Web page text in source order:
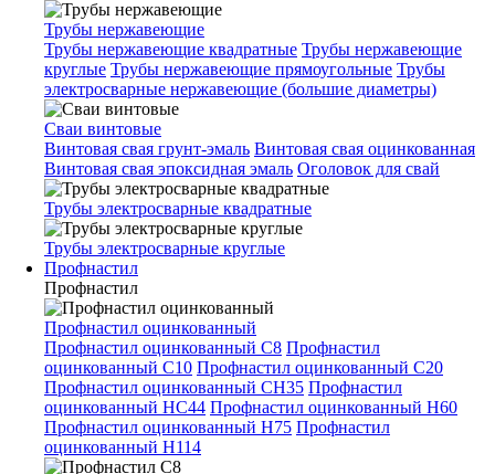
Трубы нержавеющие
Трубы нержавеющие квадратные Трубы нержавеющие
круглые Трубы нержавеющие прямоугольные Трубы
электросварные нержавеющие (большие диаметры)
Сваи винтовые
Винтовая свая грунт-эмаль Винтовая свая оцинкованная
Винтовая свая эпоксидная эмаль Оголовок для свай
Трубы электросварные квадратные
Трубы электросварные круглые
Профнастил
Профнастил
Профнастил оцинкованный
Профнастил оцинкованный С8 Профнастил
оцинкованный С10 Профнастил оцинкованный С20
Профнастил оцинкованный СН35 Профнастил
оцинкованный НС44 Профнастил оцинкованный Н60
Профнастил оцинкованный Н75 Профнастил
оцинкованный Н114